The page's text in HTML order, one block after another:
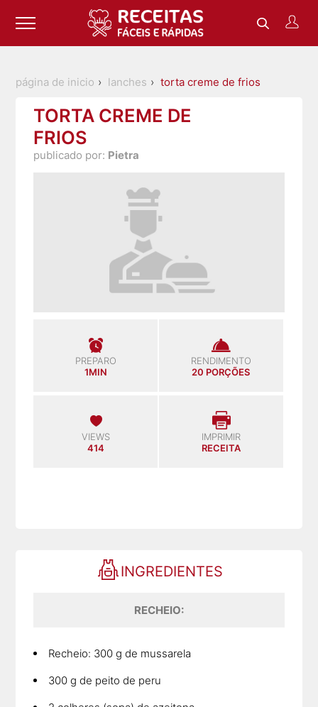
página de inicio lanches torta creme de frios
TORTA CREME DE
FRIOS
publicado por: Pietra
PREPARO
1MIN
RENDIMENTO
20 PORÇÕES
VIEWS
414
IMPRIMIR
RECEITA
INGREDIENTES
RECHEIO:
Recheio: 300 g de mussarela
300 g de peito de peru